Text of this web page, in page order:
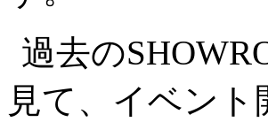
過去の
見て、イベン